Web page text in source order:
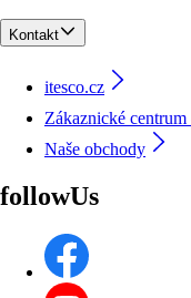
Kontakt
itesco.cz
Zákaznické
Naše obchody
followUs